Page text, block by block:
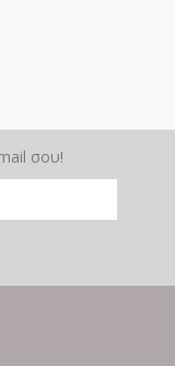
σου!